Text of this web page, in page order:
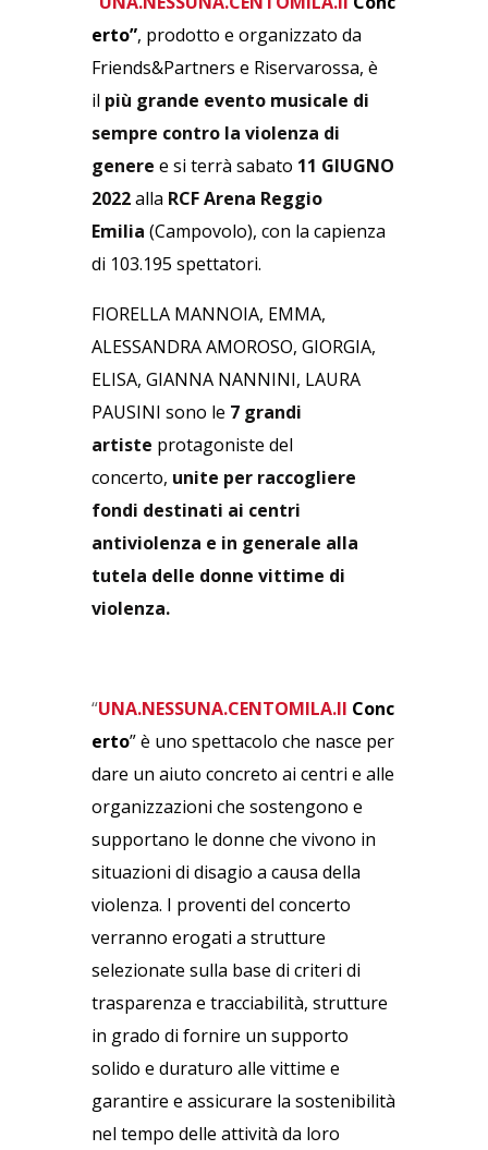
erto”, prodotto e organizzato da
Friends&Partners e Riservarossa, è
il più grande evento musicale di
sempre contro la violenza di
genere e si terrà sabato 11 GIUGNO
2022alla RCF Arena Reggio
Emilia (Campovolo), con la capienza
di 103.195 spettatori.
FIORELLA MANNOIA, EMMA,
ALESSANDRA AMOROSO, GIORGIA,
ELISA, GIANNA NANNINI, LAURA
PAUSINI sono le 7 grandi
artiste protagoniste del
concerto, unite per raccogliere
fondi destinati ai centri
antiviolenza e in generale alla
tutela delle donne vittime di
violenza.
“UNA.NESSUNA.CENTOMILA.Il Conc
erto”è uno spettacolo che nasce per
dare un aiuto concreto ai centri e alle
organizzazioni che sostengono e
supportano le donne che vivono in
situazioni di disagio a causa della
violenza. I proventi del concerto
verranno erogati a strutture
selezionate sulla base di criteri di
trasparenza e tracciabilità, strutture
in grado di fornire un supporto
solido e duraturo alle vittime e
garantire e assicurare la sostenibilità
nel tempo delle attività da loro